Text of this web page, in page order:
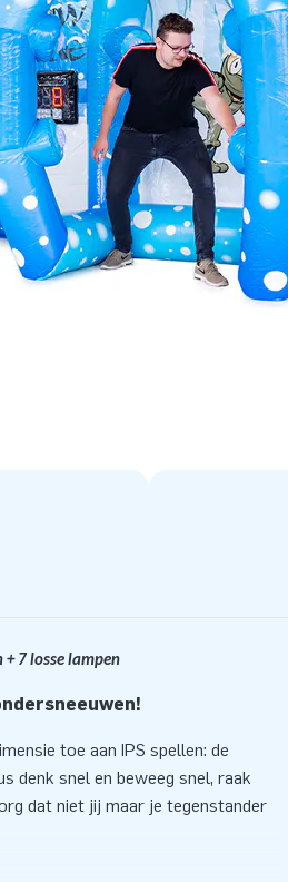
+ 7 losse lampen
toe aan IPS spellen: de
denk snel en beweeg snel, raak
dat niet jij maar je tegenstander